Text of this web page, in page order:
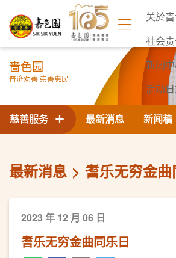
关於
社会
新闻
活动
联络我
啬色园
普济劝善 崇善惠民
最新消息 新闻稿
慈善服务
最新消息 耆乐无穷金曲
2023 年 12 月 06 日
耆乐无穷金曲同乐日